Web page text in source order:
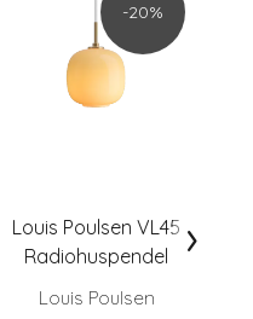
-20%
Louis Poulsen VL45
Radiohuspendel
Ø175, Amber
Louis Poulsen
›